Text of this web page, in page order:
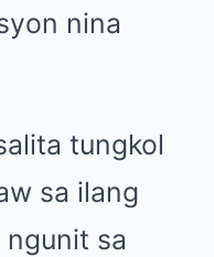
nina
tungkol
sa ilang
sa